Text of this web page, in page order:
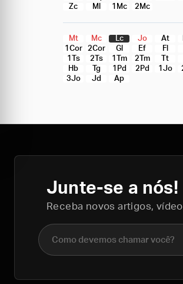
Zc
Ml 1Mc 2Mc
Mt Mc Lc Jo At
1Cor
2Cor Gl Ef Fl
1Ts
2Ts 1Tm 2Tm Tt
Hb
Tg 1Pd 2Pd 1Jo
3Jo
Jd Ap
Junte-se a nós!
Receba novos artigos,
Nome completo